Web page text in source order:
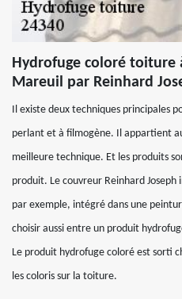
Hydrofuge coloré toiture
Mareuil par Reinhard
Il existe deux techniques principales
perlant et à filmogène. Il appartient
meilleure technique. Et les produits
produit. Le couvreur Reinhard
par exemple, intégré dans une
choisir aussi entre un produit
Le produit hydrofuge coloré est sorti
les coloris sur la toiture.